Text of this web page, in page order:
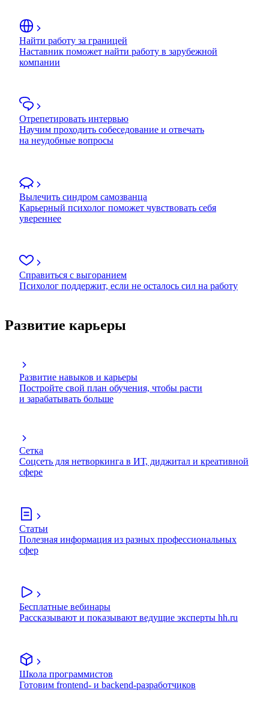
Найти работу за границей
Наставник поможет найти работу в зарубежной
компании
Отрепетировать интервью
Научим проходить собеседование и отвечать
на неудобные вопросы
Вылечить синдром самозванца
Карьерный психолог поможет чувствовать себя
увереннее
Справиться с выгоранием
Психолог поддержит, если не осталось сил на работу
Развитие карьеры
Развитие навыков и карьеры
Постройте свой план обучения, чтобы расти
и зарабатывать больше
Сетка
Соцсеть для нетворкинга в ИТ, диджитал и креативной
сфере
Статьи
Полезная информация из разных профессиональных
сфер
Бесплатные вебинары
Рассказывают и показывают ведущие эксперты hh.ru
Школа программистов
Готовим frontend- и backend-разработчиков